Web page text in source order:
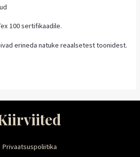
100 sertifikaadile.
erineda natuke reaalsetest toonidest.
Privaatsuspoliitika